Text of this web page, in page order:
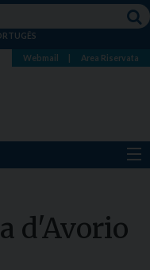
Webmail Area Riservata
d'Avorio